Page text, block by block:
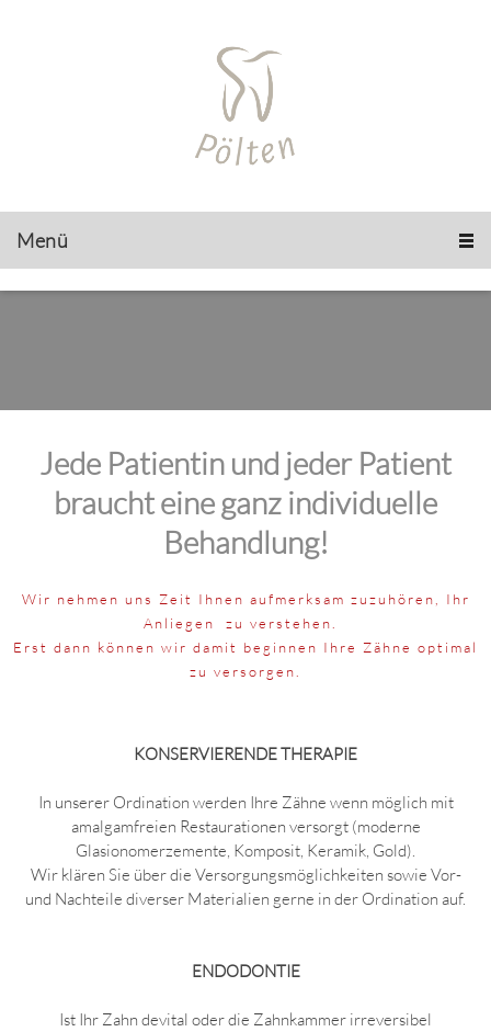
Menü
Jede Patientin und jeder Patient
braucht eine ganz individuelle
Behandlung!
Wir nehmen uns Zeit Ihnen aufmerksam zuzuhören, Ihr
Anliegen zu verstehen.
Erst dann können wir damit beginnen Ihre Zähne optimal
zu versorgen.
KONSERVIERENDE THERAPIE
In unserer Ordination werden Ihre Zähne wenn möglich mit
amalgamfreien Restaurationen versorgt (moderne
Glasionomerzemente, Komposit, Keramik, Gold).
Wir klären Sie über die Versorgungsmöglichkeiten sowie Vor-
und Nachteile diverser Materialien gerne in der Ordination auf.
ENDODONTIE
Ist Ihr Zahn devital oder die Zahnkammer irreversibel